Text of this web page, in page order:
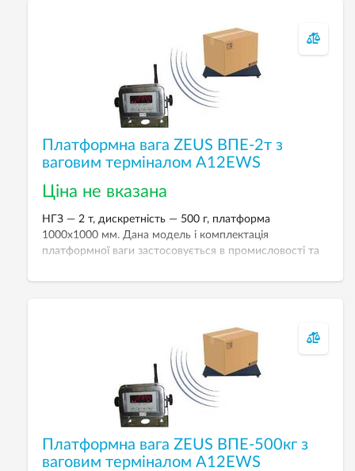
Платформна вага ZEUS ВПЕ-2т з
ваговим терміналом А12EWS
Ціна не вказана
НГЗ — 2 т, дискретність — 500 г, платформа
1000х1000 мм. Дана модель і комплектація
платформної ваги застосовується в промисловості та
провідного (кабельного) з’єднання первинної вагової
Платформна вага ZEUS ВПЕ-500кг з
ваговим терміналом А12EWS